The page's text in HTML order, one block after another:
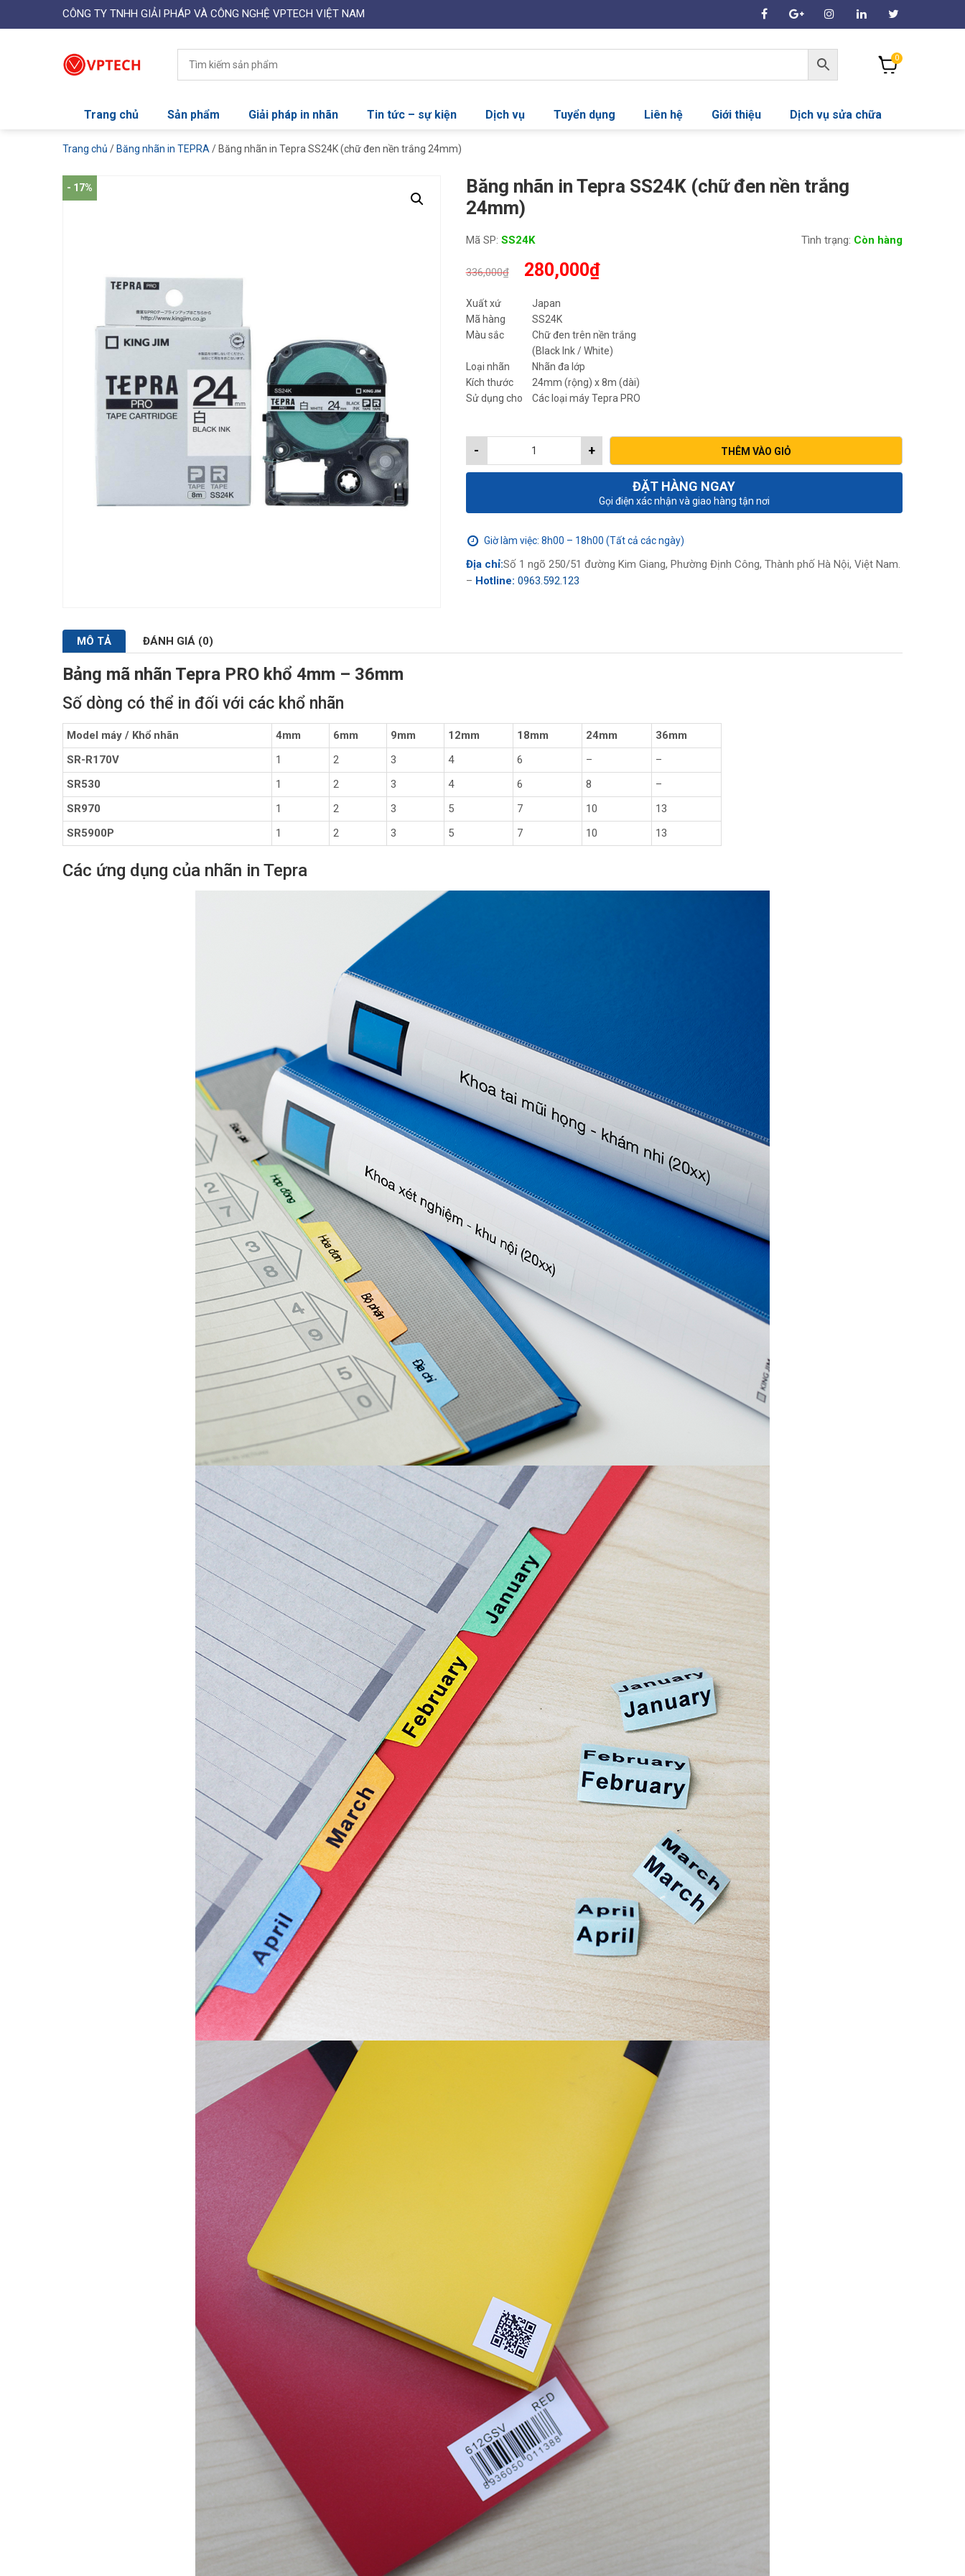
CÔNG TY TNHH GIẢI PHÁP VÀ CÔNG NGHỆ VPTECH VIỆT NAM
0
Trang chủ Sản phẩm Giải pháp in nhãn Tin tức – sự kiện Dịch vụ Tuyển dụng Liên hệ Giới thiệu Dịch vụ sửa chữa
Trang chủ / Băng nhãn in TEPRA / Băng nhãn in Tepra SS24K (chữ đen nền trắng 24mm)
- 17%
Băng nhãn in Tepra SS24K (chữ đen nền trắng
24mm)
Mã SP: SS24K Tình trạng: Còn hàng
336,000₫ Giá
là:
336,000₫.
280,000₫Giá
hiện
280,000₫.
Xuất xứ
Japan
Mã hàng
SS24K
Màu sắc
Chữ đen trên nền trắng
(Black Ink / White)
Loại nhãn
Nhãn đa lớp
Kích thước
24mm (rộng) x 8m (dài)
Sử dụng cho
Các loại máy Tepra PRO
+
- THÊM VÀO GIỎ
ĐẶT HÀNG NGAY
Gọi điện xác nhận và giao hàng tận nơi
Giờ làm việc: 8h00 – 18h00 (Tất cả các ngày)
Địa chỉ:Số 1 ngõ 250/51 đường Kim Giang, Phường Định Công, Thành phố Hà Nội, Việt Nam.
– Hotline: 0963.592.123
MÔ TẢ ĐÁNH GIÁ (0)
Bảng mã nhãn Tepra PRO khổ 4mm – 36mm
Số dòng có thể in đối với các khổ nhãn
Model máy / Khổ nhãn 4mm 6mm 9mm 12mm 18mm 24mm
36mm
SR-R170V
1 2 3 4 6 –
–
SR530
1 2 3 4 6 8
–
SR970
1 2 3 5 7 10
13
SR5900P
1 2 3 5 7 10 13
Các ứng dụng của nhãn in Tepra